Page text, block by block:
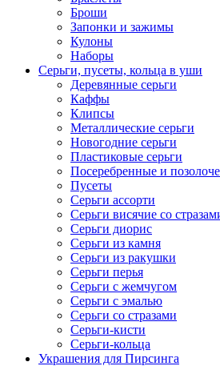
Броши
Запонки и зажимы
Кулоны
Наборы
Серьги, пусеты, кольца в уши
Деревянные серьги
Каффы
Клипсы
Металлические серьги
Новогодние серьги
Пластиковые серьги
Посеребренные и
Пусеты
Серьги ассорти
Серьги висячие со
Серьги диорис
Серьги из камня
Серьги из ракушки
Серьги перья
Серьги с жемчугом
Серьги с эмалью
Серьги со стразами
Серьги-кисти
Серьги-кольца
Украшения для Пирсинга